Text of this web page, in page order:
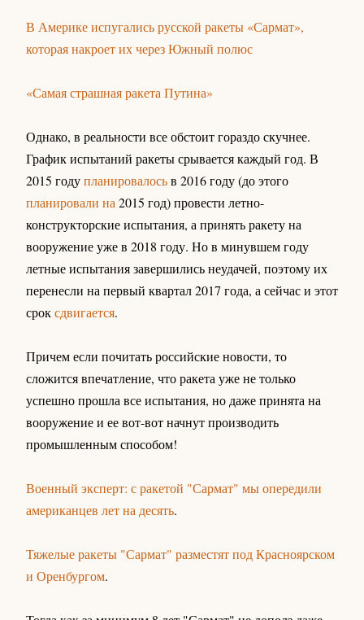
В Америке испугались русской ракеты «Сармат»,
которая накроет их через Южный полюс
«Самая страшная ракета Путина»
Однако, в реальности все обстоит гораздо скучнее.
График испытаний ракеты срывается каждый год. В
2015 годупланировалосьв 2016 году (до этого
планировали на 2015 год) провести летно-
конструкторские испытания, а принять ракету на
вооружение уже в 2018 году. Но в минувшем году
летные испытания завершились неудачей, поэтому их
перенесли на первый квартал 2017 года, а сейчас и этот
сроксдвигается.
Причем если почитать российские новости, то
сложится впечатление, что ракета уже не только
успешно прошла все испытания, но даже принята на
вооружение и ее вот-вот начнут производить
промышленным способом!
Военный эксперт: с ракетой "Сармат" мы опередили
американцев лет на десять.
Тяжелые ракеты "Сармат" разместят под Красноярском
и Оренбургом.